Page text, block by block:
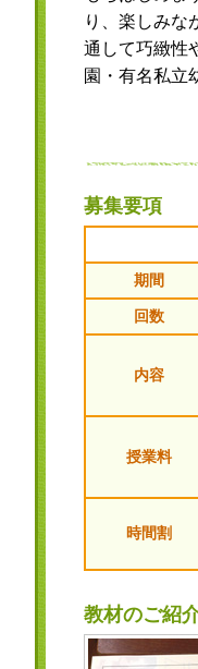
り、楽しみな
通して巧緻性
園・有名私立
募集要項
期間
回数
内容
授業料
時間割
教材のご紹